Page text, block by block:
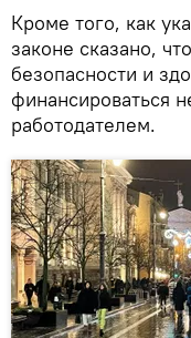
Кроме того, как
законе сказано,
безопасности и
финансироваться
работодателем.